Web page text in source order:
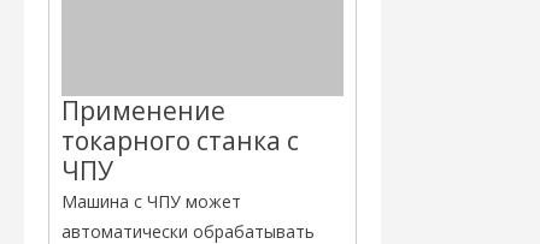
Применение
токарного станка с
ЧПУ
Машина с ЧПУ может
автоматически обрабатывать